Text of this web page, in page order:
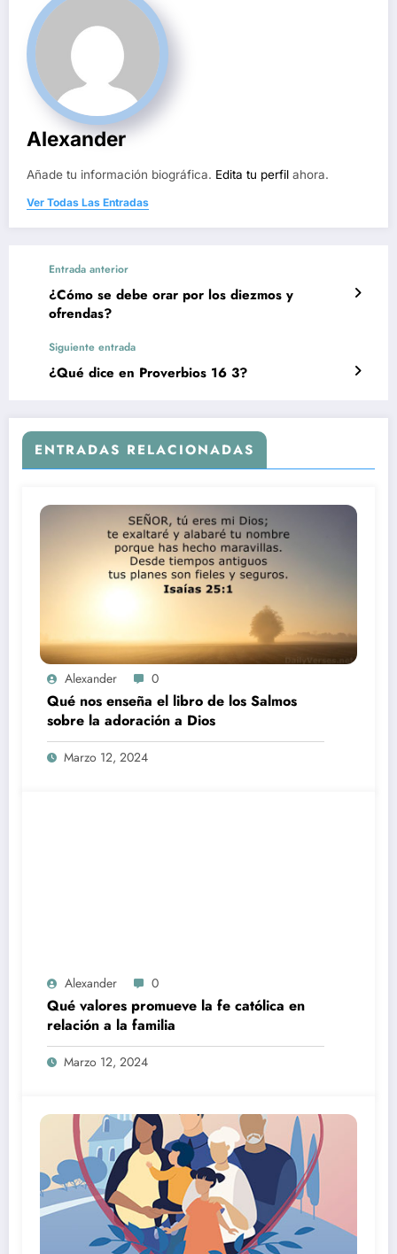
Alexander
Añade tu información biográfica. Edita tu perfil ahora.
Ver Todas Las Entradas
Entrada anterior
¿Cómo se debe orar por los diezmos y
ofrendas?
Siguiente entrada
¿Qué dice en Proverbios 16 3?
ENTRADAS RELACIONADAS
Alexander 0
Qué nos enseña el libro de los Salmos
sobre la adoración a Dios
Marzo 12, 2024
Alexander 0
Qué valores promueve la fe católica en
relación a la familia
Marzo 12, 2024